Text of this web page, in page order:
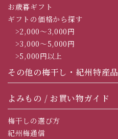
お歳暮ギフト
ギフトの価格から探す
>2,000～3,000円
>3,000～5,000円
>5,000円以上
その他の梅干し・紀州特産品
よみもの / お買い物ガイド
梅干しの選び方
紀州梅通信